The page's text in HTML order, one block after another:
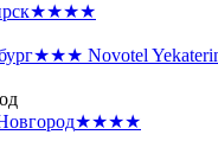
★★★★
★★★ Novotel
★★★★